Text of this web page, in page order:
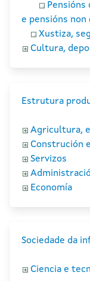
Pensións
e pensións
Xustiza,
Cultura,
Estrutura
Agricultura,
Construción
Servizos
Economía
Sociedade da
Ciencia e